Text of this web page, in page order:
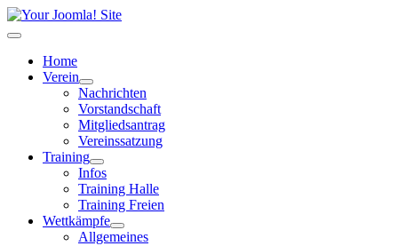
Home
Verein
Nachrichten
Vorstandschaft
Mitgliedsantrag
Vereinssatzung
Training
Infos
Training Halle
Training Freien
Wettkämpfe
Allgemeines